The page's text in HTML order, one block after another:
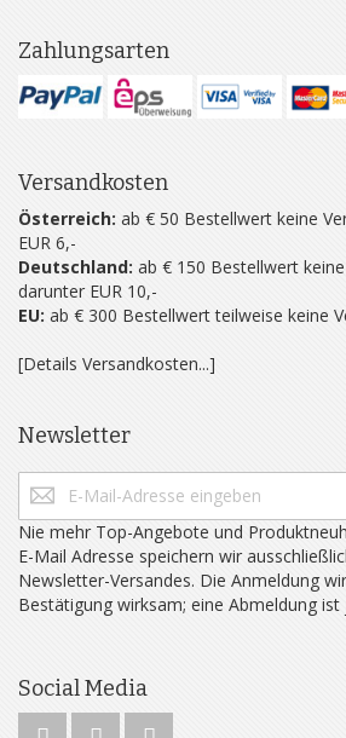
Zahlungsarten
Versandkosten
Österreich: ab € 50 Bestellwert keine
EUR 6,-
Deutschland: ab € 150 Bestellwert
darunter EUR 10,-
EU: ab € 300 Bestellwert teilweise keine
[Details Versandkosten...]
Newsletter
Nie mehr Top-Angebote und
E-Mail Adresse speichern wir
Newsletter-Versandes. Die Anmeldung
Bestätigung wirksam; eine Abmeldung
Social Media